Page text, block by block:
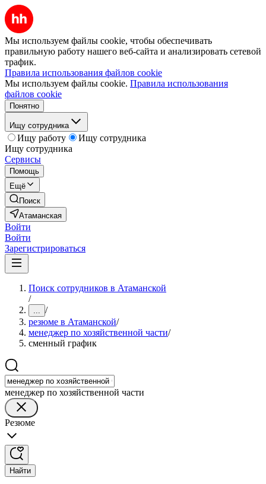
Мы используем файлы cookie, чтобы обеспечивать
правильную работу нашего веб-сайта и анализировать сетевой
трафик.
Правила использования файлов cookie
Мы используем файлы cookie. Правила использования
файлов cookie
Понятно
Ищу сотрудника
Ищу работу
Ищу сотрудника
Ищу сотрудника
Сервисы
Помощь
Ещё
Поиск
Атаманская
Войти
Войти
Зарегистрироваться
Поиск сотрудников в Атаманской
/
... /
резюме в Атаманской/
менеджер по хозяйственной части/
сменный график
менеджер по хозяйственной части
Резюме
Найти